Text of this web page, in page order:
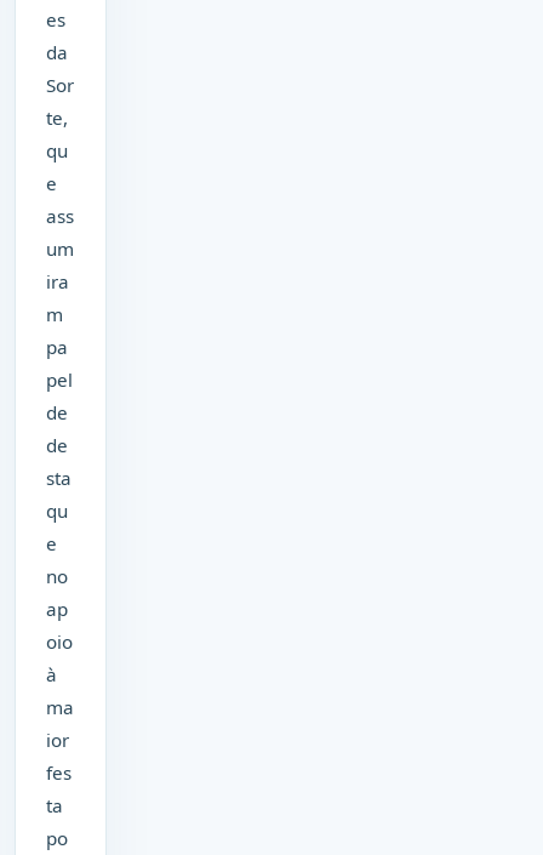
es
da
Sor
te,
qu
e
ass
um
ira
m
pa
pel
de
de
sta
qu
e
no
ap
oio
à
ma
ior
fes
ta
po